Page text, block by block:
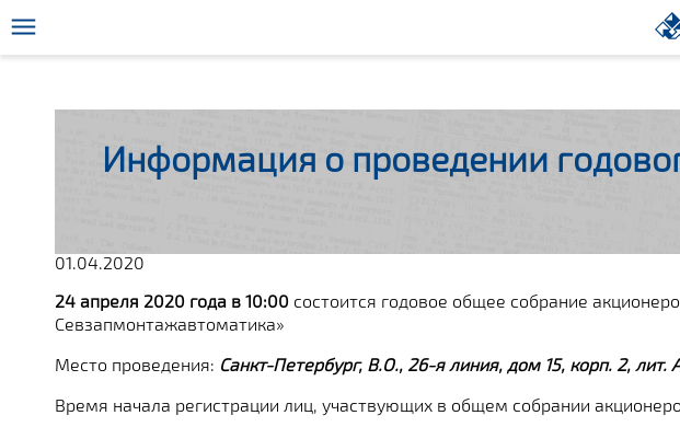
Информация о проведении
01.04.2020
24 апреля 2020 года в 10:00 состоится годовое общее собрание
Севзапмонтажавтоматика»
Место проведения: Санкт-Петербург, В.О., 26-я линия, дом 15, корп. 2,
Время начала регистрации лиц, участвующих в общем собрании